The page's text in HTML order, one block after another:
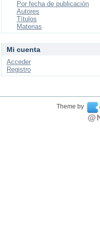
Por fecha de publicación
Autores
Títulos
Materias
Mi cuenta
Acceder
Registro
Theme by